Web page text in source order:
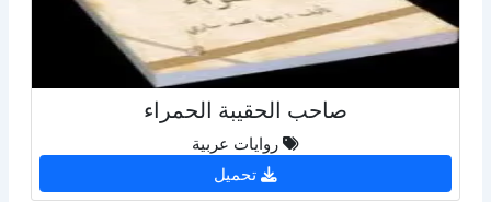
صاحب الحقيبة الحمراء
روايات عربية
تحميل